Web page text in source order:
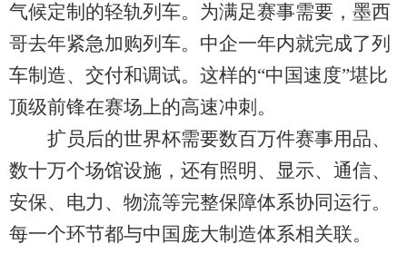
气候定制的轻轨列车。为满足赛事需要，墨西
哥去年紧急加购列车。中企一年内就完成了列
车制造、交付和调试。这样的“中国速度”堪比
顶级前锋在赛场上的高速冲刺。
扩员后的世界杯需要数百万件赛事用品、
数十万个场馆设施，还有照明、显示、通信、
安保、电力、物流等完整保障体系协同运行。
每一个环节都与中国庞大制造体系相关联。